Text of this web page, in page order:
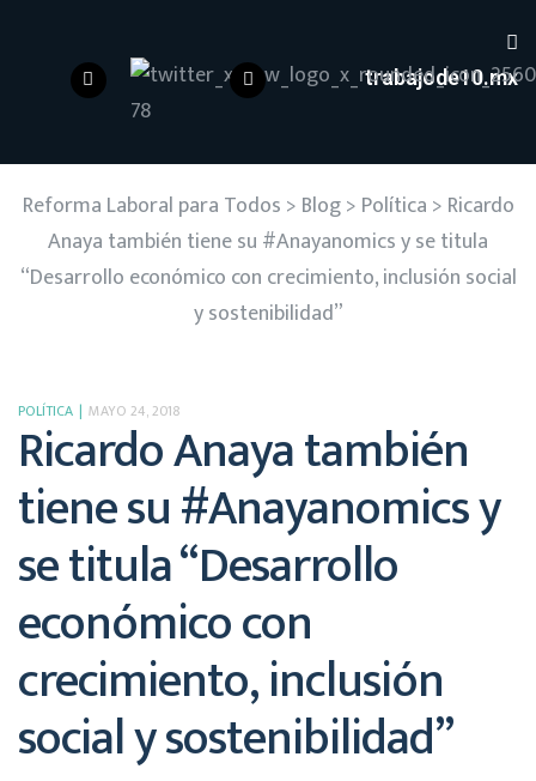
trabajode10.mx
Reforma Laboral para Todos > Blog> Política > Ricardo
Anaya también tiene su #Anayanomics y se titula
“Desarrollo económico con crecimiento, inclusión social
y sostenibilidad”
POLÍTICA MAYO 24, 2018
Ricardo Anaya también
tiene su #Anayanomics y
se titula “Desarrollo
económico con
crecimiento, inclusión
social y sostenibilidad”